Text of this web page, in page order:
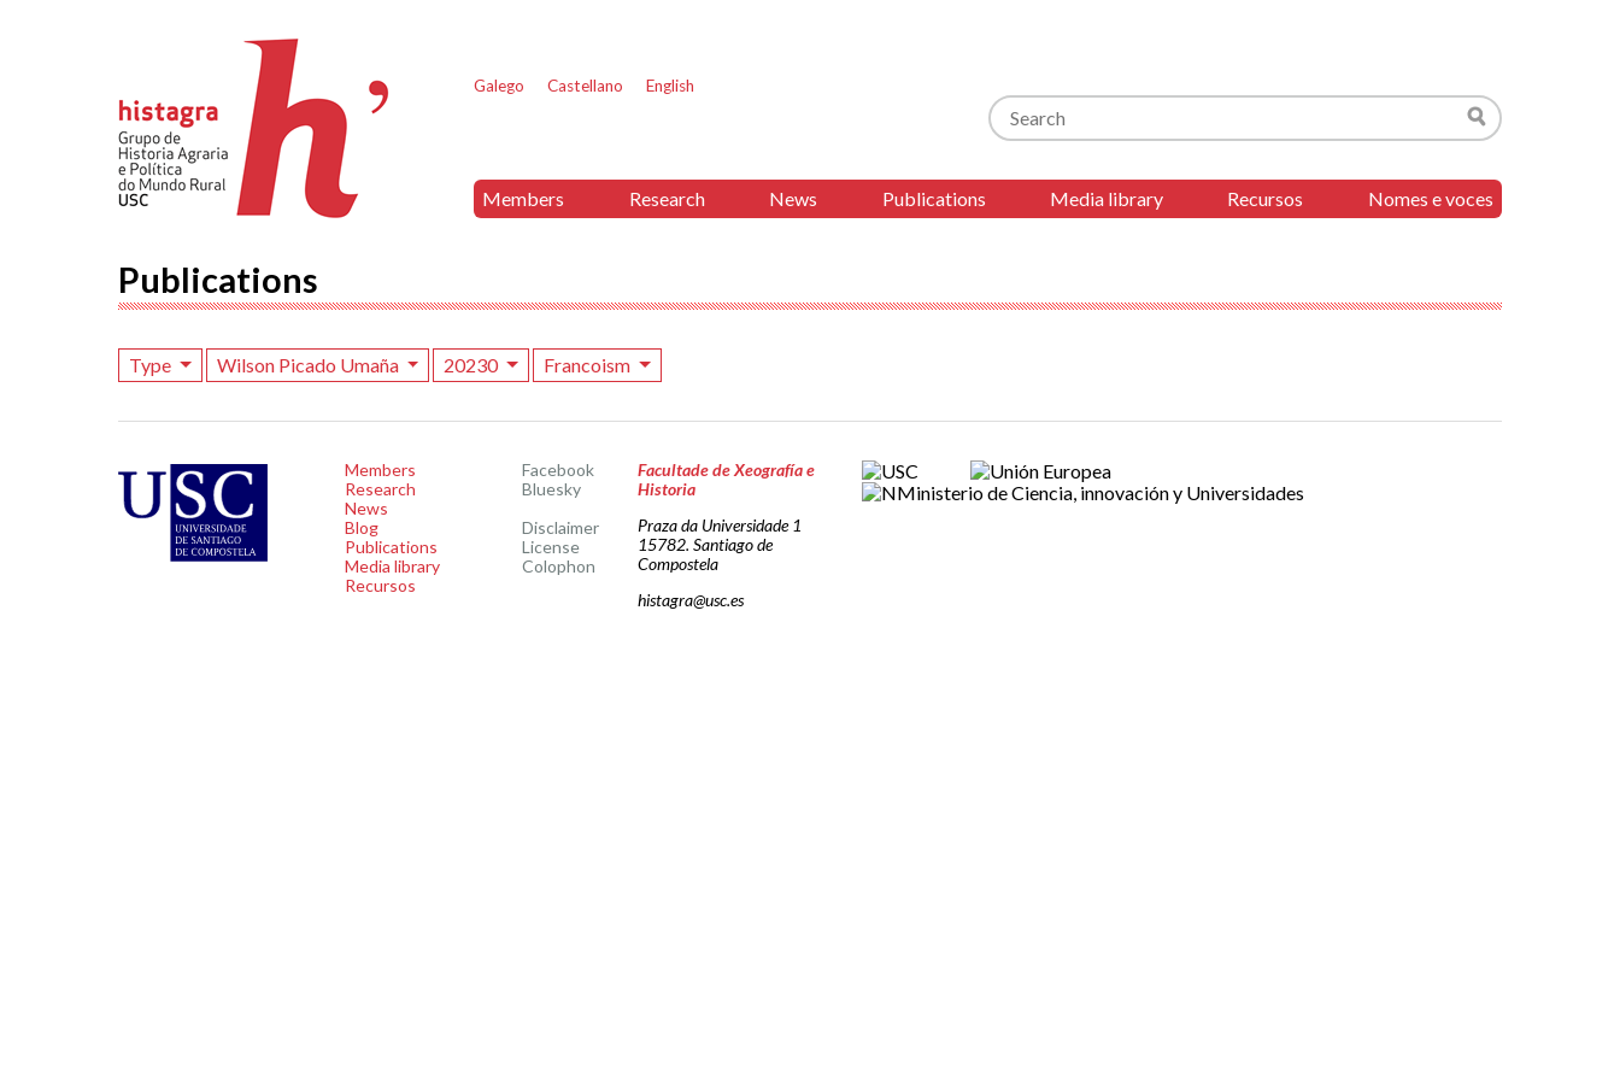
Galego Castellano English
Search
Search
Members Research News Publications Media library Recursos Nomes e voces
Publications
Type Wilson Picado Umaña 20230 Francoism
Members
Research
News
Blog
Publications
Media library
Recursos
Facebook
Bluesky
Disclaimer
License
Colophon
Facultade de Xeografía e
Historia
Praza da Universidade 1
15782. Santiago de
Compostela
histagra@usc.es